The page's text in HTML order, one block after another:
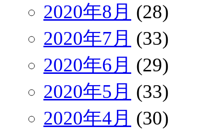
2020年8月 (28)
2020年7月 (33)
2020年6月 (29)
2020年5月 (33)
2020年4月 (30)